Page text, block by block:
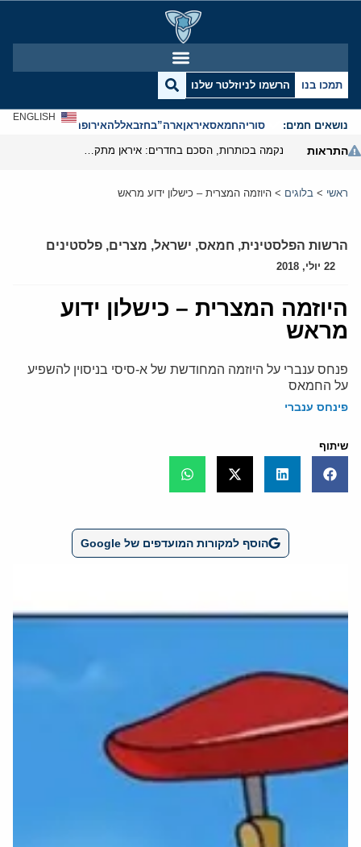
תמכו בנו הרשמו לניוזלטר שלנו
נושאים חמים: סוריהחמאסאיראןארה”בחזבאללהאירופהאנטישמיות
ENGLISH
התראות
ראשי > בלוגים > היוזמה המצרית – כישלון ידוע מראש
הרשות הפלסטינית, חמאס, ישראל, מצרים, פלסטינים
22 יולי, 2018
היוזמה המצרית – כישלון ידוע
מראש
פנחס ענברי על היוזמה המחודשת של א-סיסי בניסוין להשפיע
על החמאס
פינחס ענברי
שיתוף
הוסף למקורות המועדפים של Google